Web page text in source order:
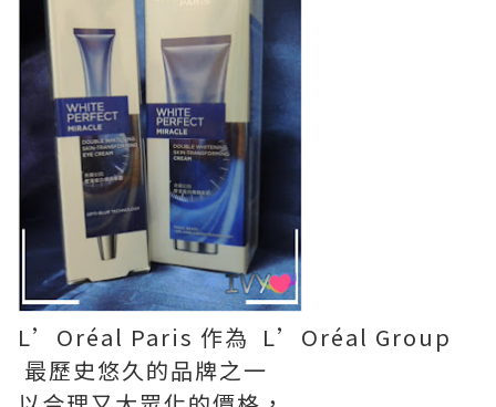
L’Oréal Paris 作為 L’Oréal Group
最歷史悠久的品牌之一